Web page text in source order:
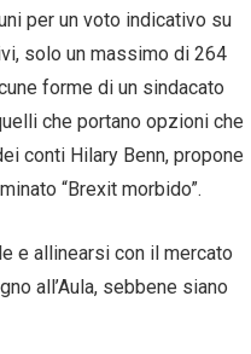
per un voto indicativo su
solo un massimo di 264
forme di un sindacato
che portano opzioni che
conti Hilary Benn, propone
“Brexit morbido”.
e allinearsi con il mercato
all’Aula, sebbene siano